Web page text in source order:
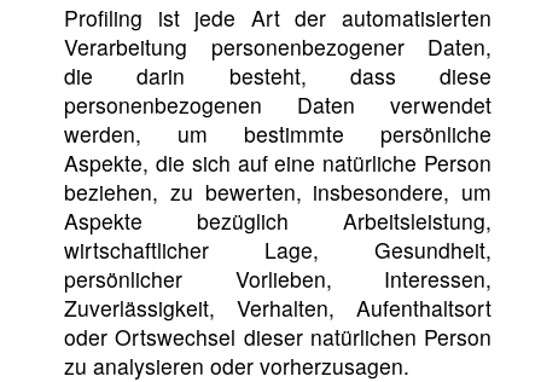
Profiling ist jede Art der automatisierten
Verarbeitung personenbezogener Daten,
die darin besteht, dass diese
personenbezogenen Daten verwendet
werden, um bestimmte persönliche
Aspekte, die sich auf eine natürliche Person
beziehen, zu bewerten, insbesondere, um
Aspekte bezüglich Arbeitsleistung,
wirtschaftlicher Lage, Gesundheit,
persönlicher Vorlieben, Interessen,
Zuverlässigkeit, Verhalten, Aufenthaltsort
oder Ortswechsel dieser natürlichen Person
zu analysieren oder vorherzusagen.